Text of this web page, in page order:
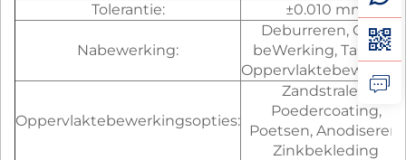
Tolerantie:
±0.010 mm
Nabewerking:
Deburreren, CNC-
beWerking, Tappen,
Oppervlaktebewerkingsopties:
Zandstralen,
Poedercoating,
Poetsen, Anodiseren,
Zinkbekleding